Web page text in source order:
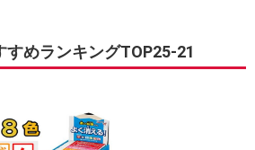
めランキングTOP25-21